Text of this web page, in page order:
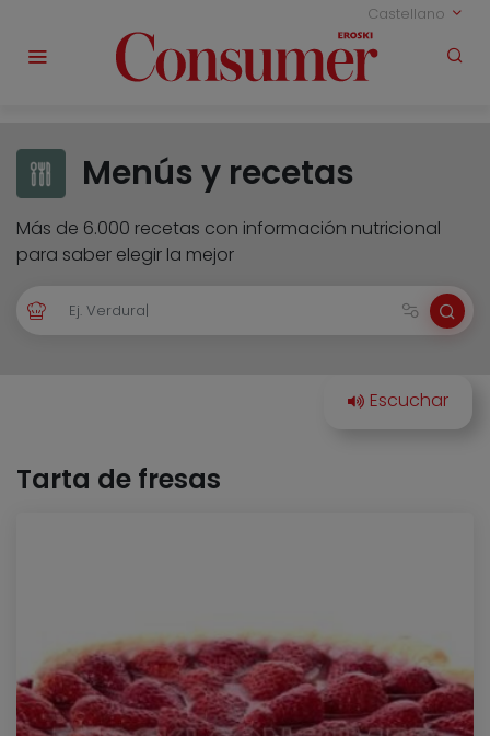
Castellano
Menús y recetas
Más de 6.000 recetas con información nutricional
para saber elegir la mejor
Tarta de fresas